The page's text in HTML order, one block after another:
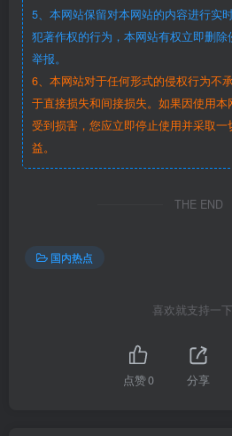
5、本网站保留对本网站的内容进行实
犯著作权的行为，本网站有权立即删
举报。
6、本网站对于任何形式的侵权行为不
于直接损失和间接损失。如果因使用
受到损害，您应立即停止使用并采取
益。
THE END
国内热点
喜欢就支持一
点赞0 分享